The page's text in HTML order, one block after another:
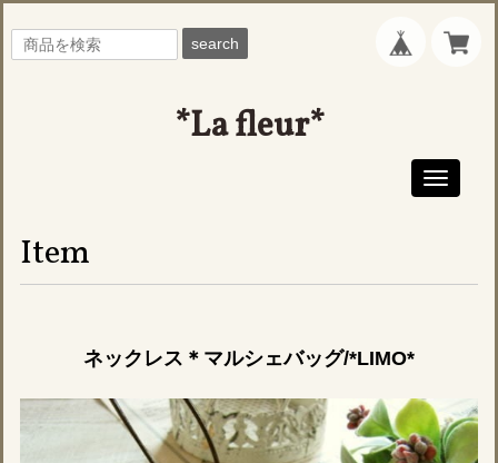
search
*La fleur*
Toggle
Item
ネックレス＊マルシェバッグ/*LIMO*